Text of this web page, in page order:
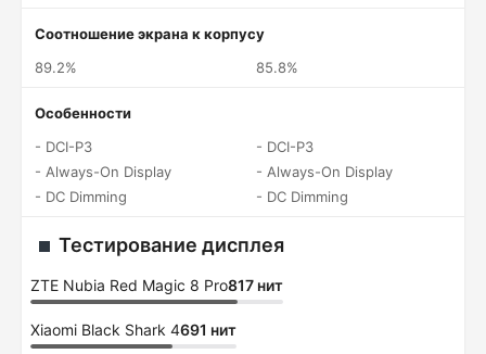
Соотношение экрана к корпусу
89.2%
85.8%
Особенности
- DCI-P3
- Always-On Display
- DC Dimming
- DCI-P3
- Always-On Display
- DC Dimming
Тестирование дисплея
ZTE Nubia Red Magic 8 Pro817 нит
Xiaomi Black Shark 4691 нит